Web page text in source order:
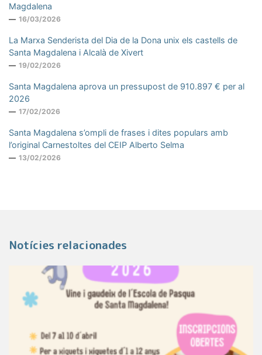
Magdalena
16/03/2026
La Marxa Senderista del Dia de la Dona unix els castells de
Santa Magdalena i Alcalà de Xivert
19/02/2026
Santa Magdalena aprova un pressupost de 910.897 € per al
2026
17/02/2026
Santa Magdalena s’ompli de frases i dites populars amb
l’original Carnestoltes del CEIP Alberto Selma
13/02/2026
Notícies relacionades